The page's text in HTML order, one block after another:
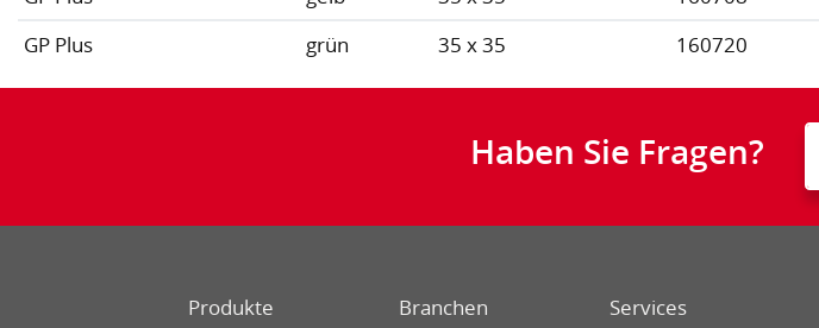
GP Plus
grün 35 x 35 160720
Haben Sie Fragen?
Produkte Branchen Services